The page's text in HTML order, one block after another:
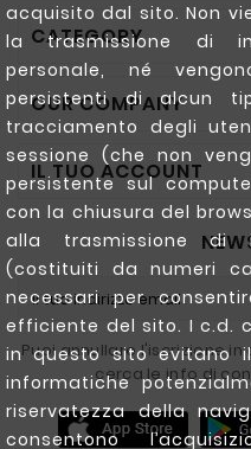
acquisito dal sito. Non
la trasmissione di
personale, né
persistenti di alcun
tracciamento degli
sessione (che non
persistente sul
con la chiusura del
alla trasmissione di
(costituiti da numeri
necessari per
efficiente del sito. I c.d.
in questo sito evitano
informatiche
riservatezza della
consentono
CATEGORY
OUR COMPANY
IL TUO ACCOUNT
Puoi annullare l'iscrizione
cerca le info di